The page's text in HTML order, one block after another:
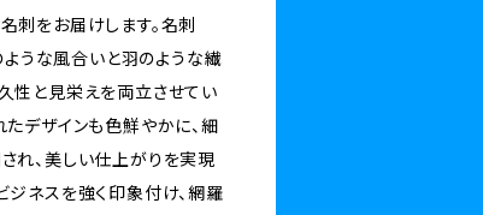
刺をお届けします。名刺
うな風合いと羽のような繊
性と見栄えを両立させてい
たデザインも色鮮やかに、細
れ、美しい仕上がりを実現
ジネスを強く印象付け、網羅